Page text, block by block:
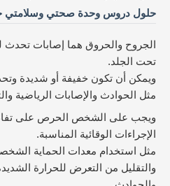
حلول دروس وحدة صحتي وسلامتي
الجروح والحروق هما إصابات تحدث
تحت الجلد.
ويمكن أن تكون خفيفة أو شديدة
مثل الحوادث والإصابات الرياضية
ويجب على الشخص الحرص على
الإجراءات الوقائية المناسبة.
مثل استخدام معدات الحماية
والتقليل من التعرض للحرارة